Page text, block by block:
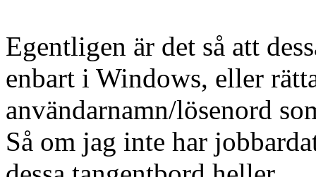
Egentligen är det så att
enbart i Windows, eller
användarnamn/lösenord
Så om jag inte har